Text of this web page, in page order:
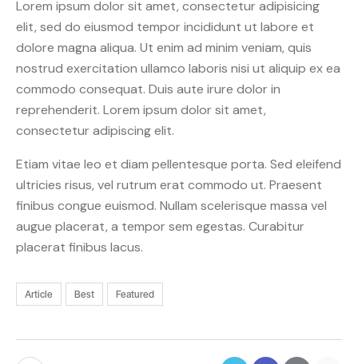
Lorem ipsum dolor sit amet, consectetur adipisicing
elit, sed do eiusmod tempor incididunt ut labore et
dolore magna aliqua. Ut enim ad minim veniam, quis
nostrud exercitation ullamco laboris nisi ut aliquip ex ea
commodo consequat. Duis aute irure dolor in
reprehenderit. Lorem ipsum dolor sit amet,
consectetur adipiscing elit.
Etiam vitae leo et diam pellentesque porta. Sed eleifend
ultricies risus, vel rutrum erat commodo ut. Praesent
finibus congue euismod. Nullam scelerisque massa vel
augue placerat, a tempor sem egestas. Curabitur
placerat finibus lacus.
Article Best Featured